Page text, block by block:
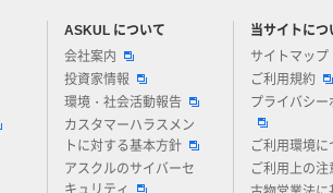
ASKUL について
会社案内
投資家情報
環境・社会活動報告
カスタマーハラスメン
トに対する基本方針
アスクルのサイバーセ
キュリティ
当サイトにつ
サイトマップ
ご利用規約
プライバシー
ご利用環境に
ご利用上の注
アスクルについてお気軽にご質問ください